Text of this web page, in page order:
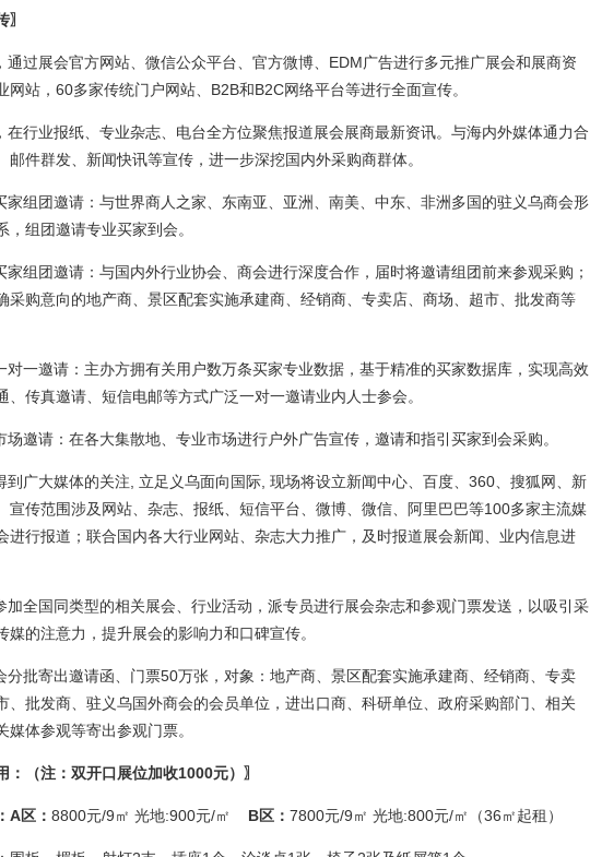
〗
通过展会官方网站、微信公众平台、官方微博、EDM广告进行多元推广展会和展商资
网站，60多家传统门户网站、B2B和B2C网络平台等进行全面宣传。
在行业报纸、专业杂志、电台全方位聚焦报道展会展商最新资讯。与海内外媒体通力合
邮件群发、新闻快讯等宣传，进一步深挖国内外采购商群体。
家组团邀请：与世界商人之家、东南亚、亚洲、南美、中东、非洲多国的驻义乌商会形
，组团邀请专业买家到会。
家组团邀请：与国内外行业协会、商会进行深度合作，届时将邀请组团前来参观采购；
采购意向的地产商、景区配套实施承建商、经销商、专卖店、商场、超市、批发商等
对一邀请：主办方拥有关用户数万条买家专业数据，基于精准的买家数据库，实现高效
、传真邀请、短信电邮等方式广泛一对一邀请业内人士参会。
场邀请：在各大集散地、专业市场进行户外广告宣传，邀请和指引买家到会采购。
到广大媒体的关注, 立足义乌面向国际, 现场将设立新闻中心、百度、360、搜狐网、新
宣传范围涉及网站、杂志、报纸、短信平台、微博、微信、阿里巴巴等100多家主流媒
进行报道；联合国内各大行业网站、杂志大力推广，及时报道展会新闻、业内信息进
加全国同类型的相关展会、行业活动，派专员进行展会杂志和参观门票发送，以吸引采
媒的注意力，提升展会的影响力和口碑宣传。
分批寄出邀请函、门票50万张，对象：地产商、景区配套实施承建商、经销商、专卖
、批发商、驻义乌国外商会的会员单位，进出口商、科研单位、政府采购部门、相关
媒体参观等寄出参观门票。
：（注：双开口展位加收1000元）〗
A区： 8800元/9㎡ 光地:900元/㎡ B区： 7800元/9㎡ 光地:800元/㎡（36㎡起租）